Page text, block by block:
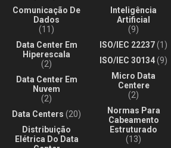
Comunicação De
Dados
(11)
Data Center Em
Hiperescala
(2)
Data Center Em
Nuvem
(2)
Data Centers (20)
Distribuição
Elétrica Do Data
Inteligência
Artificial
(9)
ISO/IEC 22237(1)
ISO/IEC 30134(9)
Micro Data
Centere
(2)
Normas Para
Cabeamento
Estruturado
(13)